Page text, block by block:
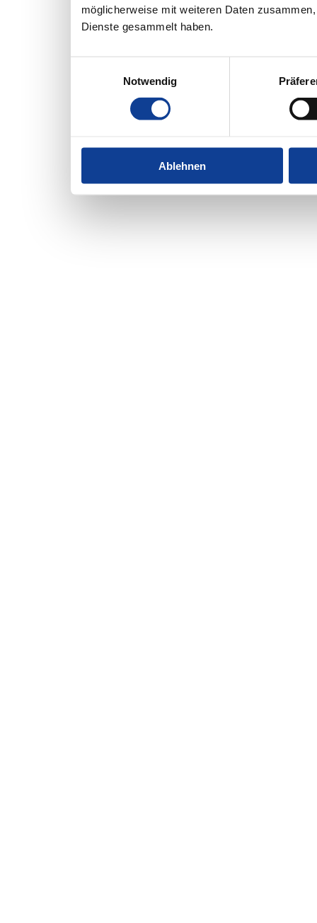
möglicherweise mit weiteren Daten
Dienste gesammelt haben.
Notwendig
Ablehnen